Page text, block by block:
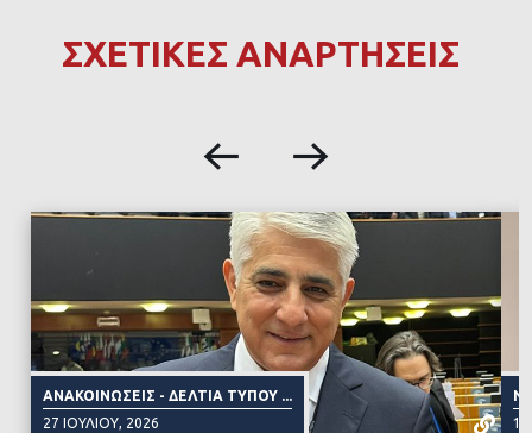
ΣΧΕΤΙΚΕΣ ΑΝΑΡΤΗΣΕΙΣ
ΑΝΑΚΟΙΝΏΣΕΙΣ - ΔΕΛΤΊΑ ΤΎΠΟΥ ...
27 ΙΟΥΛΊΟΥ, 2026
15